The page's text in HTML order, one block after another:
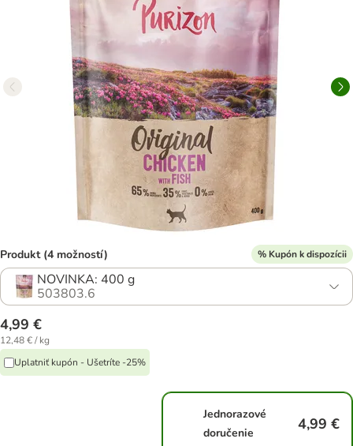
Produkt (4 možností) % Kupón k dispozícii
NOVINKA: 400 g
503803.6
4,99 €
12,48 € / kg
Uplatniť kupón - Ušetríte -25%
Jednorazové
doručenie
4,99 €